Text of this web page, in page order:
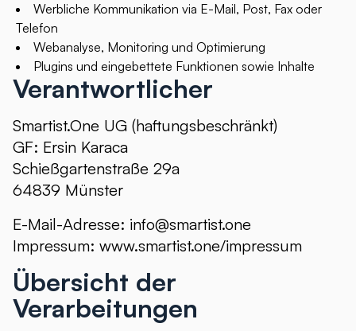
Werbliche Kommunikation via E-Mail, Post, Fax oder
Telefon
Webanalyse, Monitoring und Optimierung
Plugins und eingebettete Funktionen sowie Inhalte
Verantwortlicher
Smartist.One UG (haftungsbeschränkt)
GF: Ersin Karaca
Schießgartenstraße 29a
64839 Münster
E-Mail-Adresse: info@smartist.one
Impressum: www.smartist.one/impressum
Übersicht der
Verarbeitungen